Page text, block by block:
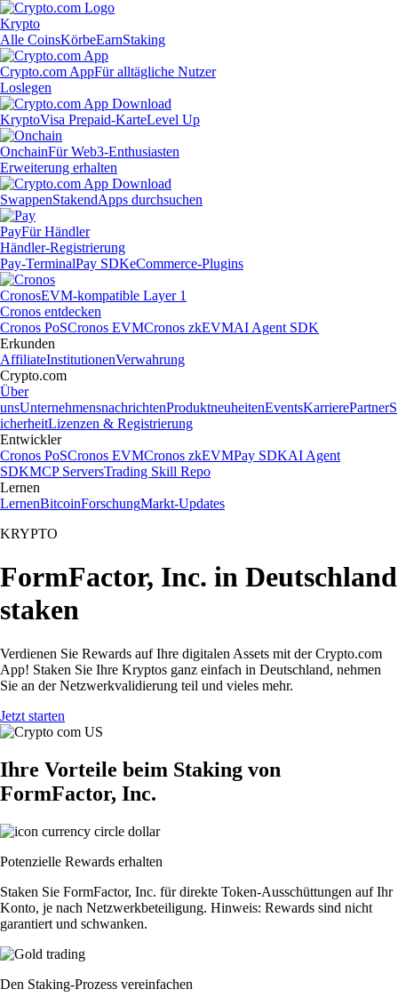
Krypto
Alle CoinsKörbeEarnStaking
Crypto.com AppFür alltägliche Nutzer
Loslegen
KryptoVisa Prepaid-KarteLevel Up
OnchainFür Web3-Enthusiasten
Erweiterung erhalten
SwappenStakendApps durchsuchen
PayFür Händler
Händler-Registrierung
Pay-TerminalPay SDKeCommerce-Plugins
CronosEVM-kompatible Layer 1
Cronos entdecken
Cronos PoSCronos EVMCronos zkEVMAI Agent SDK
Erkunden
AffiliateInstitutionenVerwahrung
Crypto.com
Über
unsUnternehmensnachrichtenProduktneuheitenEventsKarrierePartnerS
icherheitLizenzen & Registrierung
Entwickler
Cronos PoSCronos EVMCronos zkEVMPay SDKAI Agent
SDKMCP ServersTrading Skill Repo
Lernen
LernenBitcoinForschungMarkt-Updates
KRYPTO
FormFactor, Inc. in Deutschland
staken
Verdienen Sie Rewards auf Ihre digitalen Assets mit der Crypto.com
App! Staken Sie Ihre Kryptos ganz einfach in Deutschland, nehmen
Sie an der Netzwerkvalidierung teil und vieles mehr.
Jetzt starten
Ihre Vorteile beim Staking von
FormFactor, Inc.
Potenzielle Rewards erhalten
Staken Sie FormFactor, Inc. für direkte Token-Ausschüttungen auf Ihr
Konto, je nach Netzwerkbeteiligung. Hinweis: Rewards sind nicht
garantiert und schwanken.
Den Staking-Prozess vereinfachen